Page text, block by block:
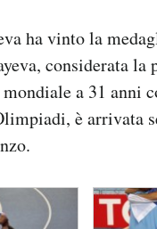
ha vinto la
considerata
a 31 anni
è arrivata